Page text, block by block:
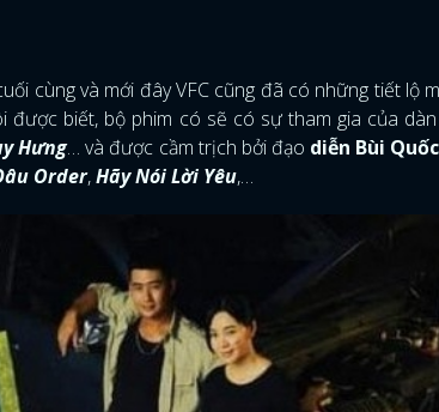
cùng và mới đây VFC cũng đã có những tiết lộ
được biết, bộ phim có sẽ có sự tham gia của
Hưng… và được cầm trịch bởi đạo diễn Bùi
Order,Hãy Nói Lời Yêu,…